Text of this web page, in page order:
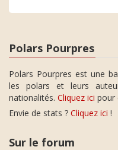
Polars Pourpres
Polars Pourpres est une
les polars et leurs
nationalités. Cliquez ici pour
Envie de stats ? Cliquez ici !
Sur le forum